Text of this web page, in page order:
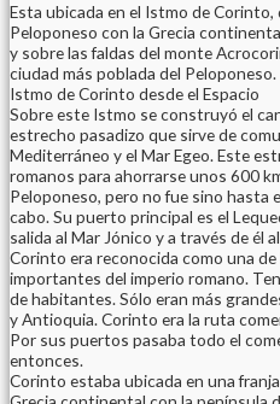
Esta ubicada en el Istmo de Corinto,
Peloponeso con la Grecia
y sobre las faldas del monte
ciudad más poblada del Peloponeso.
Istmo de Corinto desde el Espacio
Sobre este Istmo se construyó el
estrecho pasadizo que sirve de
Mediterráneo y el Mar Egeo. Este
romanos para ahorrarse unos 600
Peloponeso, pero no fue sino hasta
cabo. Su puerto principal es el
salida al Mar Jónico y a través de él
Corinto era reconocida como una de
importantes del imperio romano.
de habitantes. Sólo eran más
y Antioquia. Corinto era la ruta
Por sus puertos pasaba todo el
entonces.
Corinto estaba ubicada en una